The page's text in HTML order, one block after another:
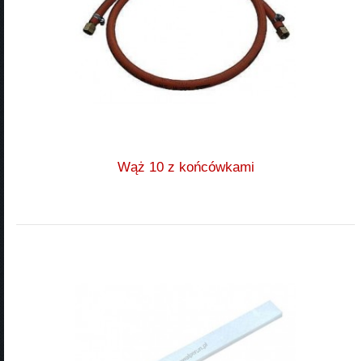
Wąż 10 z końcówkami